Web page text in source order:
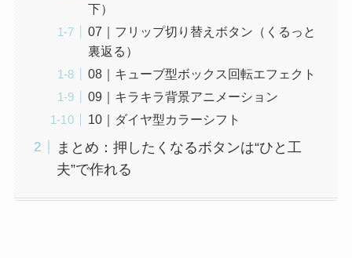
下）
07｜フリップ切り替えボタン（くるっと
裏返る）
08｜キューブ型ボックス回転エフェクト
09｜キラキラ背景アニメーション
10｜ダイヤ型カラーシフト
まとめ：押したくなるボタンは“ひと工
夫”で作れる